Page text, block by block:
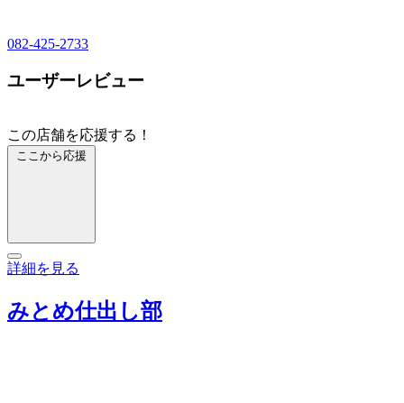
082-425-2733
ユーザーレビュー
この店舗を応援する！
ここから応援
詳細を見る
みとめ仕出し部